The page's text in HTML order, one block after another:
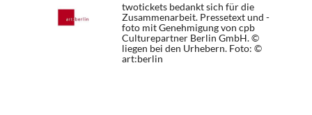
twotickets bedankt sich für die
Zusammenarbeit. Pressetext und -
foto mit Genehmigung von cpb
Culturepartner Berlin GmbH. ©
liegen bei den Urhebern. Foto: ©
art:berlin